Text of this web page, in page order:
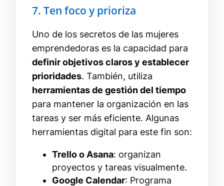
7. Ten foco y prioriza
Uno de los secretos de las mujeres
emprendedoras es la capacidad para
definir objetivos claros y establecer
prioridades. También, utiliza
herramientas de gestión del tiempo
para mantener la organización en las
tareas y ser más eficiente. Algunas
herramientas digital para este fin son:
Trello o Asana: organizan
proyectos y tareas visualmente.
Google Calendar: Programa